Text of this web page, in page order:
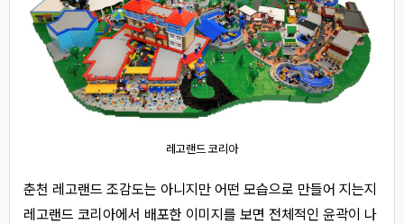
레고랜드 코리아
춘천 레고랜드 조감도는 아니지만 어떤 모습으로 만들어 지는지
레고랜드 코리아에서 배포한 이미지를 보면 전체적인 윤곽이 나